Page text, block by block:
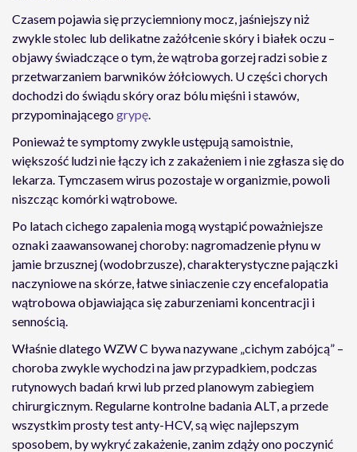
Czasem pojawia się przyciemniony mocz, jaśniejszy niż
zwykle stolec lub delikatne zażółcenie skóry i białek oczu –
objawy świadczące o tym, że wątroba gorzej radzi sobie z
przetwarzaniem barwników żółciowych. U części chorych
dochodzi do świądu skóry oraz bólu mięśni i stawów,
przypominającegogrypę.
Ponieważ te symptomy zwykle ustępują samoistnie,
większość ludzi nie łączy ich z zakażeniem i nie zgłasza się do
lekarza. Tymczasem wirus pozostaje w organizmie, powoli
niszcząc komórki wątrobowe.
Po latach cichego zapalenia mogą wystąpić poważniejsze
oznaki zaawansowanej choroby: nagromadzenie płynu w
jamie brzusznej (wodobrzusze), charakterystyczne pajączki
naczyniowe na skórze, łatwe siniaczenie czy encefalopatia
wątrobowa objawiająca się zaburzeniami koncentracji i
sennością.
Właśnie dlatego WZW C bywa nazywane „cichym zabójcą” –
choroba zwykle wychodzi na jaw przypadkiem, podczas
rutynowych badań krwi lub przed planowym zabiegiem
chirurgicznym. Regularne kontrolne badania ALT, a przede
wszystkim prosty test anty-HCV, są więc najlepszym
sposobem, by wykryć zakażenie, zanim zdąży ono poczynić